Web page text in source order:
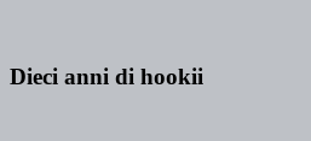
Dieci anni di hookii